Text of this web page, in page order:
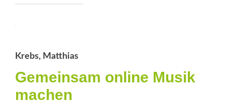
Krebs, Matthias
Gemeinsam online Musik
machen